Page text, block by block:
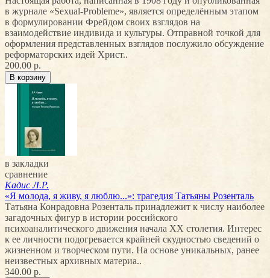
в журнале «Sexual-Probleme», является определённым этапом
в формулировании Фрейдом своих взглядов на
взаимодействие индивида и культуры. Отправной точкой для
оформления представленных взглядов послужило обсуждение
реформаторских идей Христ..
200.00 р.
в закладки
сравнение
Кадис Л.Р.
«Я молода, я живу, я люблю...»: трагедия Татьяны Розенталь
Татьяна Конрадовна Розенталь принадлежит к числу наиболее
загадочных фигур в истории российского
психоаналитического движения начала XX столетия. Интерес
к ее личности подогревается крайней скудностью сведений о
жизненном и творческом пути. На основе уникальных, ранее
неизвестных архивных материа..
340.00 р.